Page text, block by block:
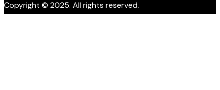
Copyright © 2025. All rights reserved.